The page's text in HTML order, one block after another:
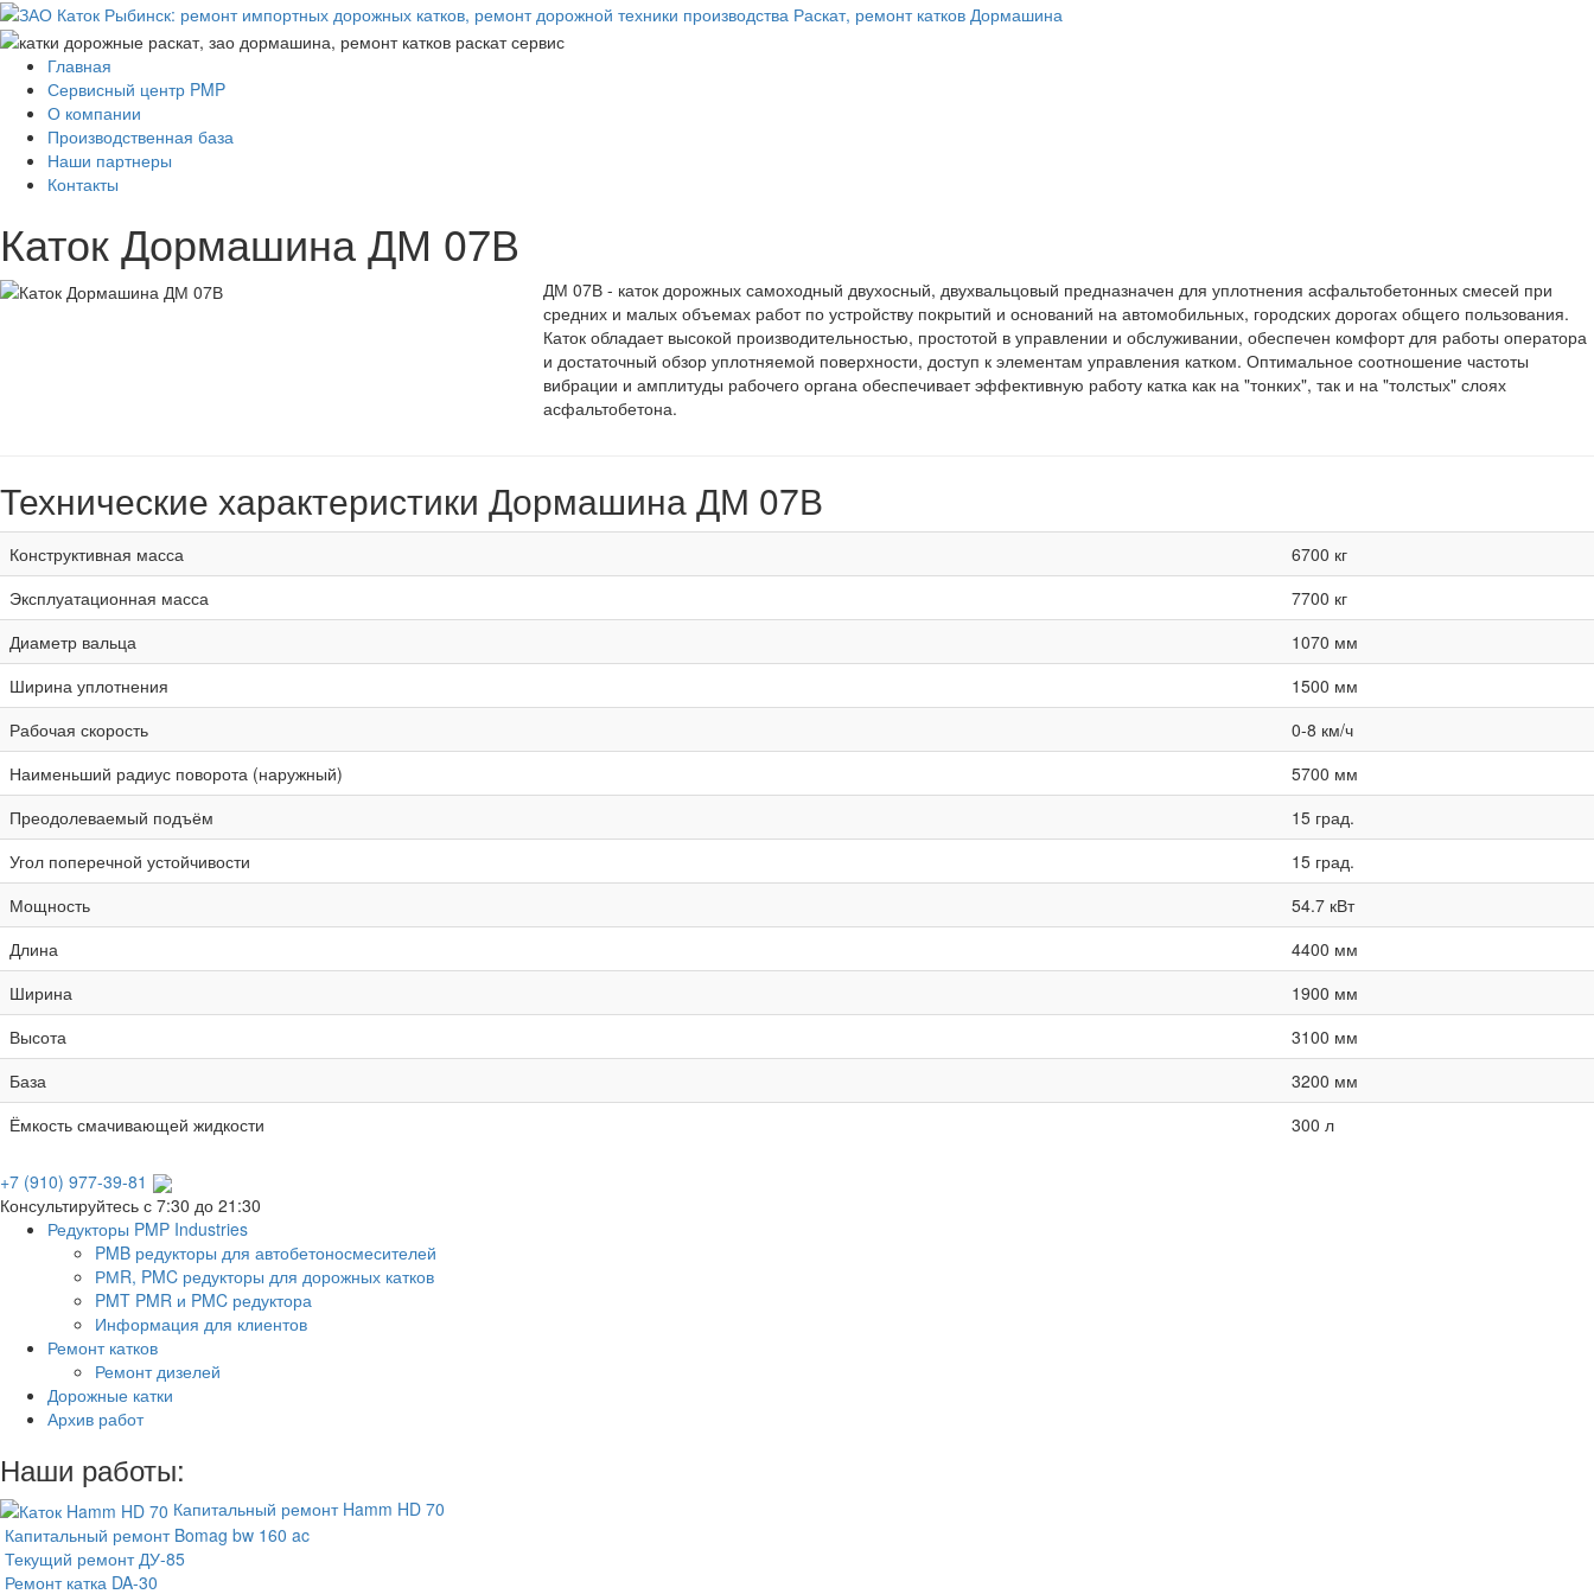
Главная
Сервисный центр PMP
О компании
Производственная база
Наши партнеры
Контакты
Каток Дормашина ДМ 07В
ДМ 07В - каток дорожных самоходный двухосный, двухвальцовый предназначен для уплотнения асфальтобетонных смесей при
средних и малых объемах работ по устройству покрытий и оснований на автомобильных, городских дорогах общего пользования.
Каток обладает высокой производительностью, простотой в управлении и обслуживании, обеспечен комфорт для работы оператора
и достаточный обзор уплотняемой поверхности, доступ к элементам управления катком. Оптимальное соотношение частоты
вибрации и амплитуды рабочего органа обеспечивает эффективную работу катка как на "тонких", так и на "толстых" слоях
асфальтобетона.
Технические характеристики Дормашина ДМ 07В
Конструктивная масса
6700 кг
Эксплуатационная масса
7700 кг
Диаметр вальца
1070 мм
Ширина уплотнения
1500 мм
Рабочая скорость
0-8 км/ч
Наименьший радиус поворота (наружный)
5700 мм
Преодолеваемый подъём
15 град.
Угол поперечной устойчивости
15 град.
Мощность
54.7 кВт
Длина
4400 мм
Ширина
1900 мм
Высота
3100 мм
База
3200 мм
Ёмкость смачивающей жидкости
300 л
+7 (910) 977-39-81
Консультируйтесь с 7:30 до 21:30
Редукторы PMP Industries
PMB редукторы для автобетоносмесителей
РМR, PMC редукторы для дорожных катков
PMT PMR и PMC редуктора
Информация для клиентов
Ремонт катков
Ремонт дизелей
Дорожные катки
Архив работ
Наши работы:
Капитальный ремонт Hamm HD 70
Капитальный ремонт Bomag bw 160 ac
Текущий ремонт ДУ-85
Ремонт катка DA-30